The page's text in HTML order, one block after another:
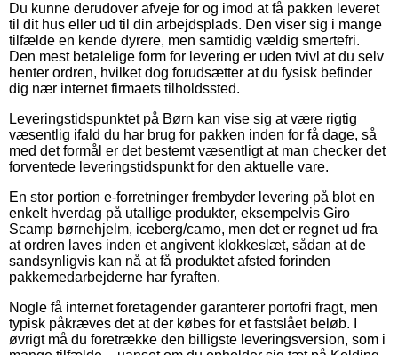
Du kunne derudover afveje for og imod at få pakken leveret
til dit hus eller ud til din arbejdsplads. Den viser sig i mange
tilfælde en kende dyrere, men samtidig vældig smertefri.
Den mest betalelige form for levering er uden tvivl at du selv
henter ordren, hvilket dog forudsætter at du fysisk befinder
dig nær internet firmaets tilholdssted.
Leveringstidspunktet på Børn kan vise sig at være rigtig
væsentlig ifald du har brug for pakken inden for få dage, så
med det formål er det bestemt væsentligt at man checker det
forventede leveringstidspunkt for den aktuelle vare.
En stor portion e-forretninger frembyder levering på blot en
enkelt hverdag på utallige produkter, eksempelvis Giro
Scamp børnehjelm, iceberg/camo, men det er regnet ud fra
at ordren laves inden et angivent klokkeslæt, sådan at de
sandsynligvis kan nå at få produktet afsted forinden
pakkemedarbejderne har fyraften.
Nogle få internet foretagender garanterer portofri fragt, men
typisk påkræves det at der købes for et fastslået beløb. I
øvrigt må du foretrække den billigste leveringsversion, som i